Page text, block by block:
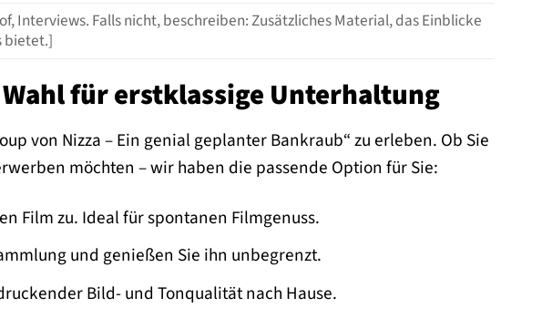
Interviews. Falls nicht, beschreiben: Zusätzliches Material, das Einblicke
bietet.]
für erstklassige Unterhaltung
von Nizza – Ein genial geplanter Bankraub“ zu erleben. Ob Sie
möchten – wir haben die passende Option für Sie:
Film zu. Ideal für spontanen Filmgenuss.
und genießen Sie ihn unbegrenzt.
Bild- und Tonqualität nach Hause.